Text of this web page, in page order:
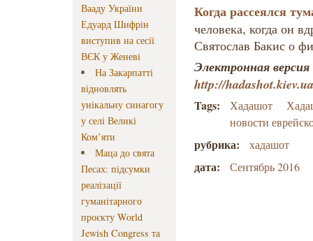
Вааду України
Едуард Шифрін
виступив на сесії
ВЄК у Женеві
На Закарпатті
відновлять
унікальну синагогу
у селі Великі
Ком’яти
Маца до свята
Песах: підсумки
реалізації
гуманітарного
проєкту World
Jewish Congress та
Когда рассеялся
человека, когда он
Святослав Бакис о
Электронная
http://hadashot.kiev.ua
Tags: Хадашот
новости
рубрика: хадашот
дата: Сентябрь 2016